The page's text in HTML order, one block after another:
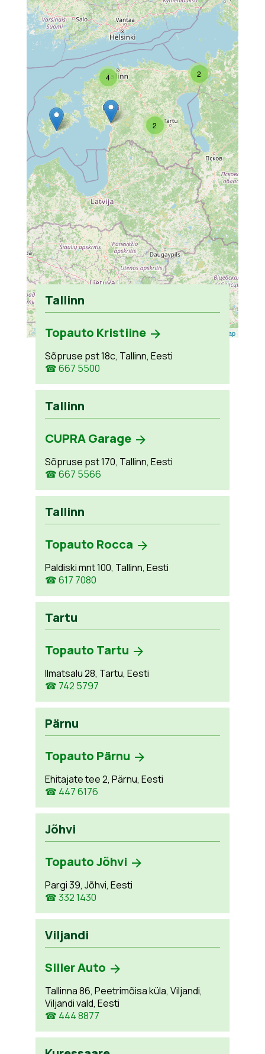
2
2
4
Leaflet OpenStreetMap
Tallinn
Topauto Kristiine
Sõpruse pst 18c, Tallinn, Eesti
☎ 667 5500
Tallinn
CUPRA Garage
Sõpruse pst 170, Tallinn, Eesti
☎ 667 5566
Tallinn
Topauto Rocca
Paldiski mnt 100, Tallinn, Eesti
☎ 617 7080
Tartu
Topauto Tartu
Ilmatsalu 28, Tartu, Eesti
☎ 742 5797
Pärnu
Topauto Pärnu
Ehitajate tee 2, Pärnu, Eesti
☎ 447 6176
Jõhvi
Topauto Jõhvi
Pargi 39, Jõhvi, Eesti
☎ 332 1430
Viljandi
Siller Auto
Tallinna 86, Peetrimõisa küla, Viljandi,
Viljandi vald, Eesti
☎ 444 8877